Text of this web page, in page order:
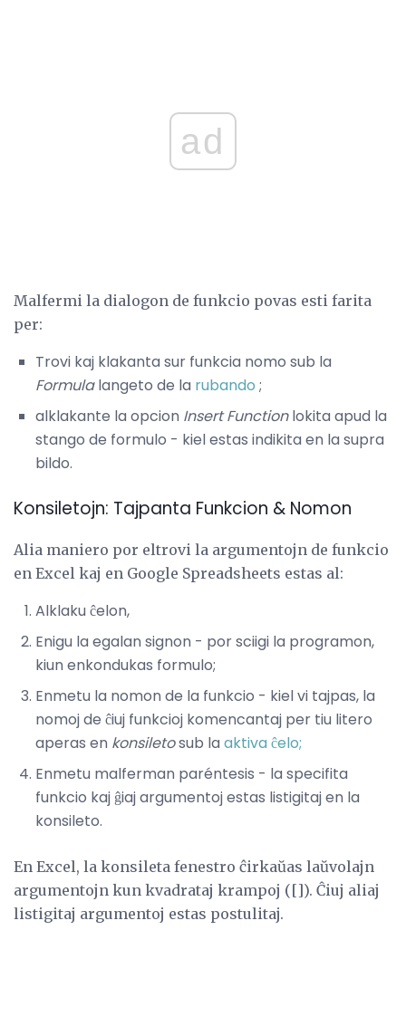
ad
Malfermi la dialogon de funkcio povas esti farita
per:
Trovi kaj klakanta sur funkcia nomo sub la
Formulalangeto de la rubando ;
alklakante la opcion Insert Functionlokita apud la
stango de formulo - kiel estas indikita en la supra
bildo.
Konsiletojn: Tajpanta Funkcion & Nomon
Alia maniero por eltrovi la argumentojn de funkcio
en Excel kaj en Google Spreadsheets estas al:
Alklaku ĉelon,
Enigu la egalan signon - por sciigi la programon,
kiun enkondukas formulo;
Enmetu la nomon de la funkcio - kiel vi tajpas, la
nomoj de ĉiuj funkcioj komencantaj per tiu litero
aperas en konsiletosub la aktiva ĉelo;
Enmetu malferman paréntesis - la specifita
funkcio kaj ĝiaj argumentoj estas listigitaj en la
konsileto.
En Excel, la konsileta fenestro ĉirkaŭas laŭvolajn
argumentojn kun kvadrataj krampoj ([]). Ĉiuj aliaj
listigitaj argumentoj estas postulitaj.